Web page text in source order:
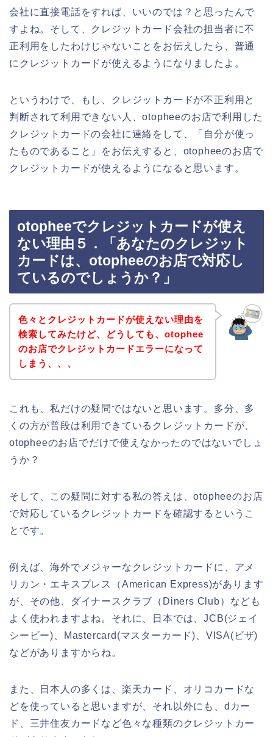
会社に直接電話をすれば、いいのでは？と思ったんで
すよね。そして、クレジットカード会社の担当者に不
正利用をしたわけじゃないことをお伝えしたら、普通
にクレジットカードが使えるようになりましたよ。
というわけで、もし、クレジットカードが不正利用と
判断されて利用できない人、otopheeのお店で利用した
クレジットカードの会社に連絡をして、「自分が使っ
たものであること」をお伝えすると、otopheeのお店で
クレジットカードが使えるようになると思います。
otopheeでクレジットカードが使え
ない理由５．「あなたのクレジット
カードは、otopheeのお店で対応し
ているのでしょうか？」
色々とクレジットカードが使えない理由を
検索してみたけど、どうしても、otophee
のお店でクレジットカードエラーになって
しまう、、、
これも、私だけの疑問ではないと思います。多分、多
くの方が普段は利用できているクレジットカードが、
otopheeのお店でだけで使えなかったのではないでしょ
うか？
そして、この疑問に対する私の答えは、otopheeのお店
で対応しているクレジットカードを確認するというこ
とです。
例えば、海外でメジャーなクレジットカードに、アメ
リカン・エキスプレス（American Express)があります
が、その他、ダイナースクラブ（Diners Club）なども
よく使われますよね。それに、日本では、JCB(ジェイ
シービー)、Mastercard(マスターカード)、VISA(ビザ)
などがありますからね。
また、日本人の多くは、楽天カード、オリコカードな
どを使っていると思いますが、それ以外にも、dカー
ド、三井住友カードなど色々な種類のクレジットカー